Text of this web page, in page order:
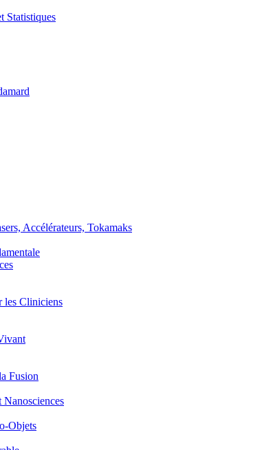
Statistiques
Accélérateurs, Tokamaks
Cliniciens
Fusion
Objets